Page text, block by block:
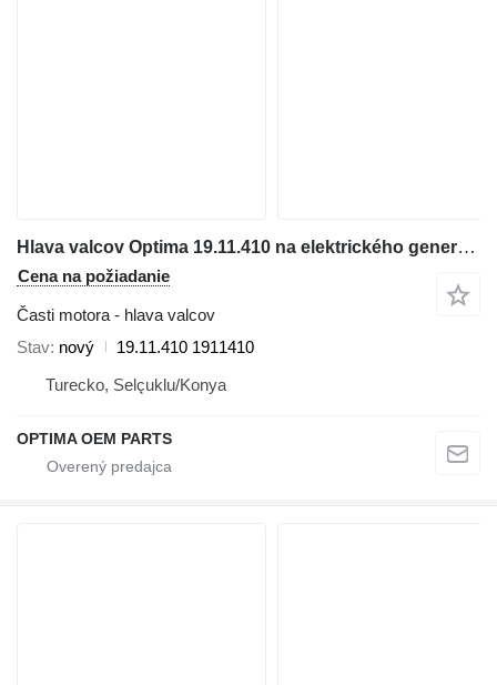
Hlava valcov Optima 19.11.410 na elektrického generátora Guascor SFGLD 180
Cena na požiadanie
Časti motora - hlava valcov
Stav nový
19.11.410 1911410
Turecko, Selçuklu/Konya
OPTIMA OEM PARTS